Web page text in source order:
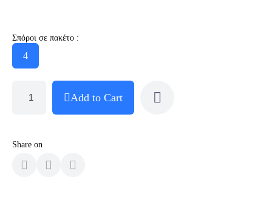
Σπόροι σε πακέτο :
4
Add to Cart
Share on